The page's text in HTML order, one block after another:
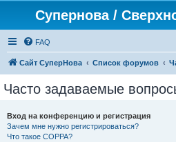
Супернова /
FAQ
Сайт СуперНова Список форумов
Часто задаваемые
Вход на конференцию и регистрация
Зачем мне нужно регистрироваться?
Что такое COPPA?